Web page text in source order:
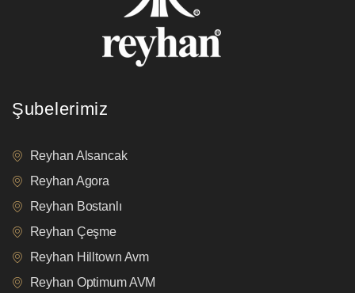
Şubelerimiz
Reyhan Alsancak
Reyhan Agora
Reyhan Bostanlı
Reyhan Çeşme
Reyhan Hilltown Avm
Reyhan Optimum AVM